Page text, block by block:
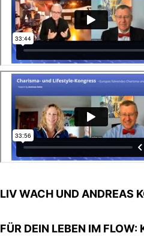
LIV WACH UND ANDREAS
FÜR DEIN LEBEN IM FLOW: